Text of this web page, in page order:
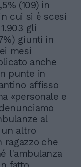
(109) in
cui si è scesi
gli
giunti in
mesi
anche
punte in
affisso
«personale e
al
un altro
ragazzo che
l'ambulanza